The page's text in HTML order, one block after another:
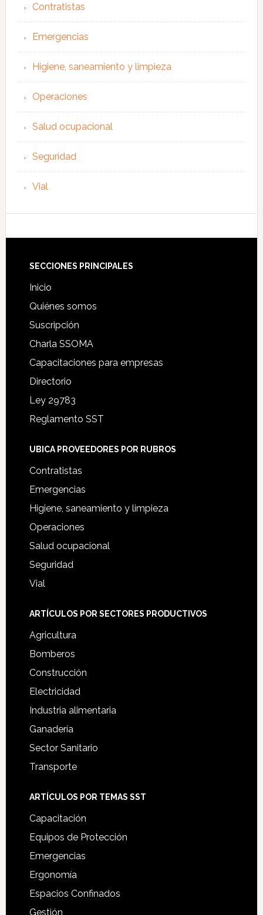
Contratistas
Emergencias
Higiene, saneamiento y limpieza
Operaciones
Salud ocupacional
Seguridad
Vial
Footer
SECCIONES PRINCIPALES
Inicio
Quiénes somos
Suscripción
Charla SSOMA
Capacitaciones para empresas
Directorio
Ley 29783
Reglamento SST
UBICA PROVEEDORES POR RUBROS
Contratistas
Emergencias
Higiene, saneamiento y limpieza
Operaciones
Salud ocupacional
Seguridad
Vial
ARTÍCULOS POR SECTORES PRODUCTIVOS
Agricultura
Bomberos
Construcción
Electricidad
Industria alimentaria
Ganadería
Sector Sanitario
Transporte
ARTÍCULOS POR TEMAS SST
Capacitación
Equipos de Protección
Emergencias
Ergonomía
Espacios Confinados
Gestión